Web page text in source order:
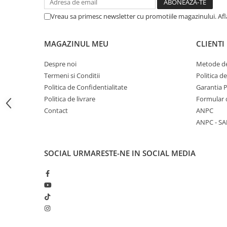
Articole Birotica
Accesorii Arhivare
Hartie si Accesorii
Instrumente de scris
Organizare si Arhivare
Seturi birotica
Articole scolare
Ghiozdane si Penare scolare
Instrumente de scris
Instrumente si Truse Geometrie
Seturi scolare
Vreau sa primesc newsletter cu promotiile magazinului.
MAGAZINUL MEU
Despre noi
Termeni si Conditii
Politica de Confidentialitate
Politica de livrare
Contact
CLIENTI
Metode
Politica
Garantia
Formular
ANPC
ANPC -
SOCIAL URMARESTE-NE IN SOCIAL MEDIA